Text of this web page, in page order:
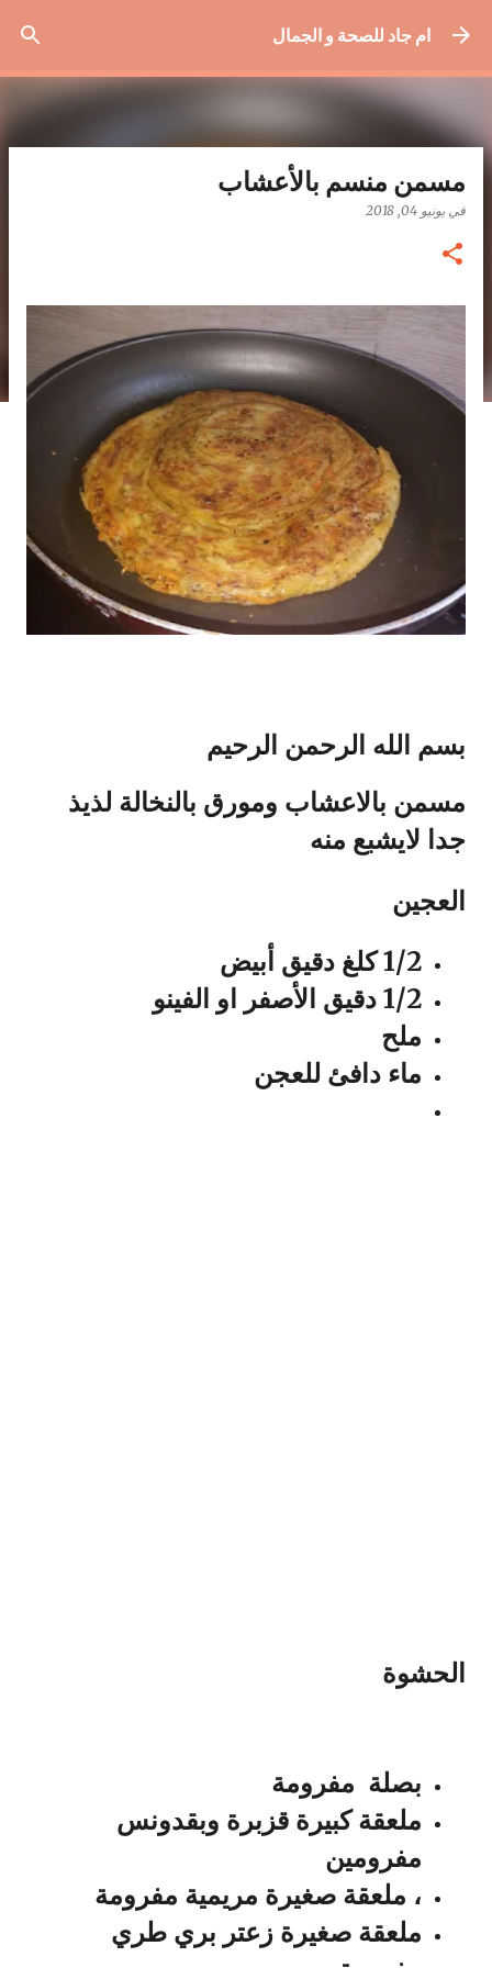
التخطي إلى المحتوى الرئيسيام جاد للصحة و الجمال
مسمن منسم بالأعشاب
في يونيو 04, 2018
بسم الله الرحمن الرحيم
مسمن بالاعشاب ومورق بالنخالة لذيذ
جدا لايشبع منه
العجين
1/2 كلغ دقيق أبيض
1/2 دقيق الأصفر او الفينو
ملح
ماء دافئ للعجن
الحشوة
بصلة مفرومة
ملعقة كبيرة قزبرة وبقدونس
مفرومين
، ملعقة صغيرة مريمية مفرومة
ملعقة صغيرة زعتر بري طري